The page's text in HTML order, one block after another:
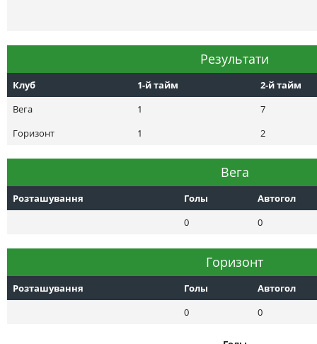
Результати
Клуб 1-й тайм
2-й тайм
Вега
1
7
Горизонт
1 2
Вега
Розташування Голы
Автогол
0
0
Горизонт
Розташування Голы
Автогол
0
0